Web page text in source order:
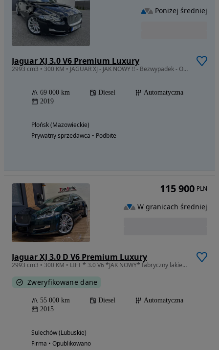
Jaguar XJ 3.0 V6 Premium Luxury
2993 cm3 • 300 KM • JAGUAR XJ - JAK NOWY !! - Bezwypadek - Opłacony - Okazja !!! Faktura
69 000 km Diesel
Automatyczna
2019
Płońsk (Mazowieckie)
Prywatny sprzedawca • Podbite
Poniżej średniej
Jaguar XJ 3.0 D V6 Premium Luxury
2993 cm3 • 300 KM • LIFT * 3.0 V6 *JAK NOWY* fabryczny lakier * 55 000km*LED*BRUTTO VAT23%
Zweryfikowane dane
55 000 km Diesel
Automatyczna
2015
Sulechów (Lubuskie)
Firma • Opublikowano
115 900 PLN
W granicach średniej